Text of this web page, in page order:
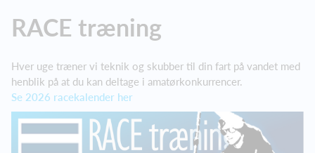
RACE træning
Hver uge træner vi teknik og skubber til din fart på vandet med
henblik på at du kan deltage i amatørkonkurrencer.
Se 2026 racekalender her